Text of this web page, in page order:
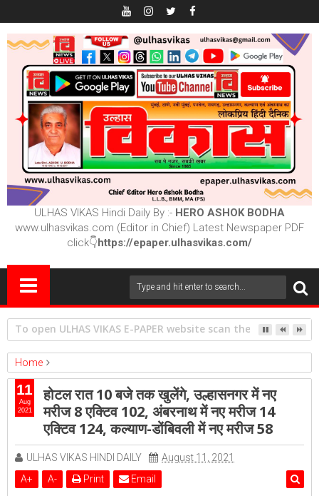
ULHAS VIKAS Hindi Daily By :- HERO ASHOK BODHA
www.ulhasvikas.com (Editor in Chief) Latest Newspaper PDF
click👇https://epaper.ulhasvikas.com/
गिराई जाएगी 16 मंजिला झलक पैराडाइज
Home
ambernath
Featured kalyan
ulhasnagar
होटल रात 10 बजे तक खुलेंगे, उल्हासनगर में नए मरीज 8 एक्टिव 102, अंबरनाथ में नए
मरीज 14 एक्टिव 124, कल्याण-डोंबिवली में नए मरीज 58
होटल रात 10 बजे तक खुलेंगे, उल्हासनगर में नए
मरीज 8 एक्टिव 102, अंबरनाथ में नए मरीज 14
एक्टिव 124, कल्याण-डोंबिवली में नए मरीज 58
ULHAS VIKAS HINDI DAILY
August 11, 2021
A+ A- Print Email
11
Aug
2021